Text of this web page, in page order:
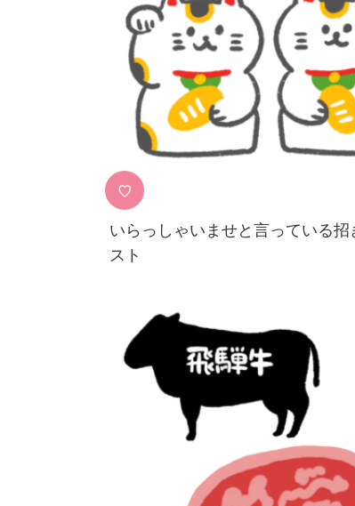
♡
いらっしゃいませと言っている招
スト